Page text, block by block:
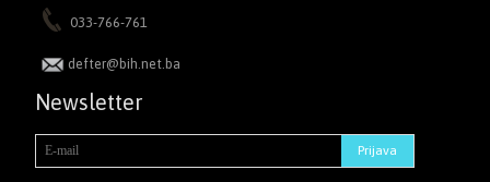
033-766-761
defter@bih.net.ba
Newsletter